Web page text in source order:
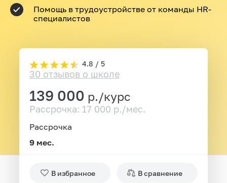
Помощь в трудоустройстве от команды HR-
специалистов
4.8 / 5
30 отзывов о школе
139 000 р./курс
Рассрочка: 17 000 р./мес.
Рассрочка
9 мес.
В избранное В сравнение